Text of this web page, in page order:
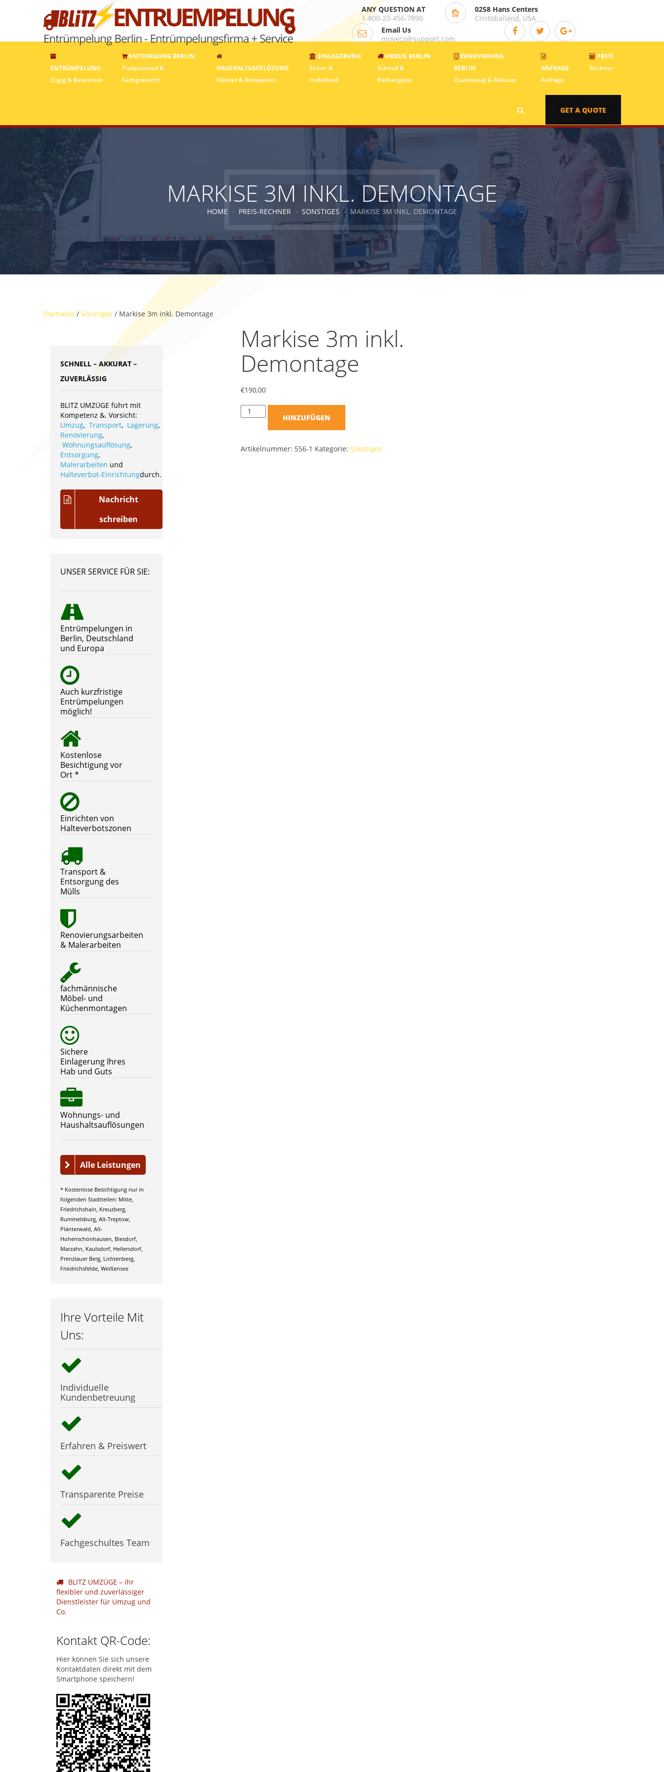
ANY QUESTION AT
1-800-23-456-7890
0258 Hans Centers
Cristoballand, USA
Email Us
moveco@support.com
ENTRÜMPELUNG
Zügig & Besenrein
ENTSORGUNG BERLIN
Professionell &
Fachgrerecht
HAUSHALTSAUFLÖSUNG
Diskret & Kompetent
EINLAGERUNG
Sicher &
Individuell
UMZUG BERLIN
Schnell &
Reibungslos
RENOVIERUNG
BERLIN
Zuverlässig & Akkurat
ANFRAGE
Anfrage
PREIS
Rechner
GET A QUOTE
MARKISE 3M INKL. DEMONTAGE
HOME PREIS-RECHNER SONSTIGES MARKISE 3M INKL. DEMONTAGE
Startseite / Sonstiges / Markise 3m inkl. Demontage
Markise 3m inkl.
Demontage
€190,00
HINZUFÜGEN
Artikelnummer: 556-1 Kategorie:Sonstiges
SCHNELL – AKKURAT –
ZUVERLÄSSIG
BLITZ UMZÜGE führt mit
Kompetenz &. Vorsicht:
Umzug, Transport, Lagerung,
Renovierung,
Wohnungsauflösung,
Entsorgung,
Malerarbeiten und
Halteverbot-Einrichtungdurch.
Nachricht
schreiben
UNSER SERVICE FÜR SIE:
Entrümpelungen in
Berlin, Deutschland
und Europa
Auch kurzfristige
Entrümpelungen
möglich!
Kostenlose
Besichtigung vor
Ort *
Einrichten von
Halteverbotszonen
Transport &
Entsorgung des
Mülls
Renovierungsarbeiten
& Malerarbeiten
fachmännische
Möbel- und
Küchenmontagen
Sichere
Einlagerung Ihres
Hab und Guts
Wohnungs- und
Haushaltsauflösungen
Alle Leistungen
* Kostenlose Besichtigung nur in
folgenden Stadtteilen: Mitte,
Friedrichshain, Kreuzberg,
Rummelsburg, Alt-Treptow,
Plänterwald, Alt-
Hohenschönhausen, Biesdorf,
Marzahn, Kaulsdorf, Hellersdorf,
Prenzlauer Berg, Lichtenberg,
Friedrichsfelde, Weißensee
Ihre Vorteile Mit
Uns:
Individuelle
Kundenbetreuung
Erfahren & Preiswert
Transparente Preise
Fachgeschultes Team
BLITZ UMZÜGE – ihr
flexibler und zuverlässiger
Dienstleister für Umzug und
Co.
Kontakt QR-Code:
Hier können Sie sich unsere
Kontaktdaten direkt mit dem
Smartphone speichern!